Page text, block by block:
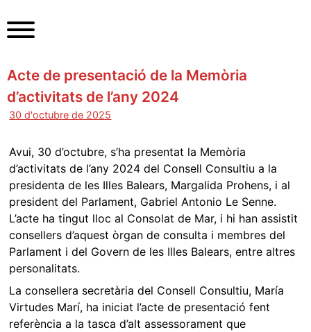
Acte de presentació de la Memòria
d’activitats de l’any 2024
30 d'octubre de 2025
Avui, 30 d’octubre, s’ha presentat la Memòria
d’activitats de l’any 2024 del Consell Consultiu a la
presidenta de les Illes Balears, Margalida Prohens, i al
president del Parlament, Gabriel Antonio Le Senne.
L’acte ha tingut lloc al Consolat de Mar, i hi han assistit
consellers d’aquest òrgan de consulta i membres del
Parlament i del Govern de les Illes Balears, entre altres
personalitats.
La consellera secretària del Consell Consultiu, María
Virtudes Marí, ha iniciat l’acte de presentació fent
referència a la tasca d’alt assessorament que